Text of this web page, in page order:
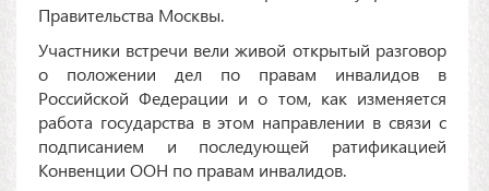
Правительства Москвы.
Участники встречи вели живой открытый разговор
о положении дел по правам инвалидов в
Российской Федерации и о том, как изменяется
работа государства в этом направлении в связи с
подписанием и последующей ратификацией
Конвенции ООН по правам инвалидов.